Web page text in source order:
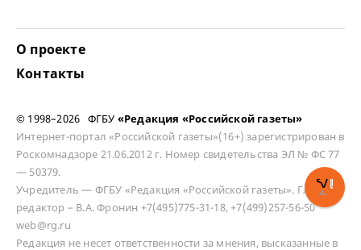
О проекте
Контакты
© 1998–2026 ФГБУ «Редакция «Российской газеты»
Интернет-портал «Российской газеты»(16+) зарегистрирован в
Роскомнадзоре 21.06.2012 г. Номер свидетельства ЭЛ № ФС 77
— 50379.
Учредитель — ФГБУ «Редакция «Российской газеты». Главный
редактор – В.А. Фронин +7(495)775-31-18, +7(499)257-56-50
web@rg.ru
Редакция не несет ответственности за мнения, высказанные в